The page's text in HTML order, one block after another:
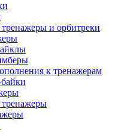
и орбитреки
к тренажерам